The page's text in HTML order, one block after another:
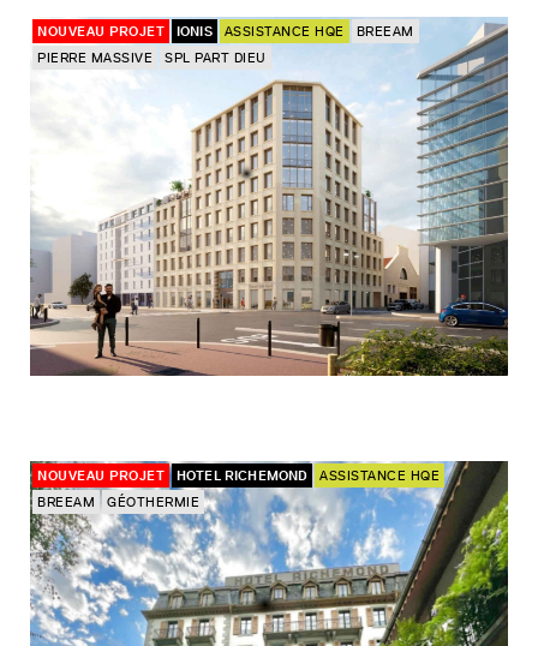
NOUVEAU PROJET IONIS ASSISTANCE HQE
BREEAM
PIERRE MASSIVE
SPL PART DIEU
NOUVEAU PROJET HOTEL RICHEMOND
ASSISTANCE HQE
BREEAM
GÉOTHERMIE